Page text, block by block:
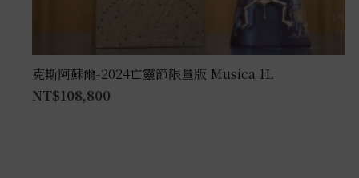
克斯阿蘇爾-2024亡靈節限量版 Musica 1L
NT$108,800